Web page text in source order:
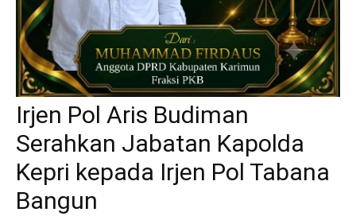
Irjen Pol Aris Budiman
Serahkan Jabatan Kapolda
Kepri kepada Irjen Pol Tabana
Bangun